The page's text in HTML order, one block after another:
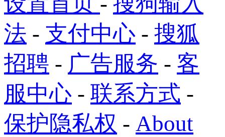
法 - 支付中心 - 搜狐
招聘 - 广告服务 - 客
服中心 - 联系方式 -
保护隐私权 - About